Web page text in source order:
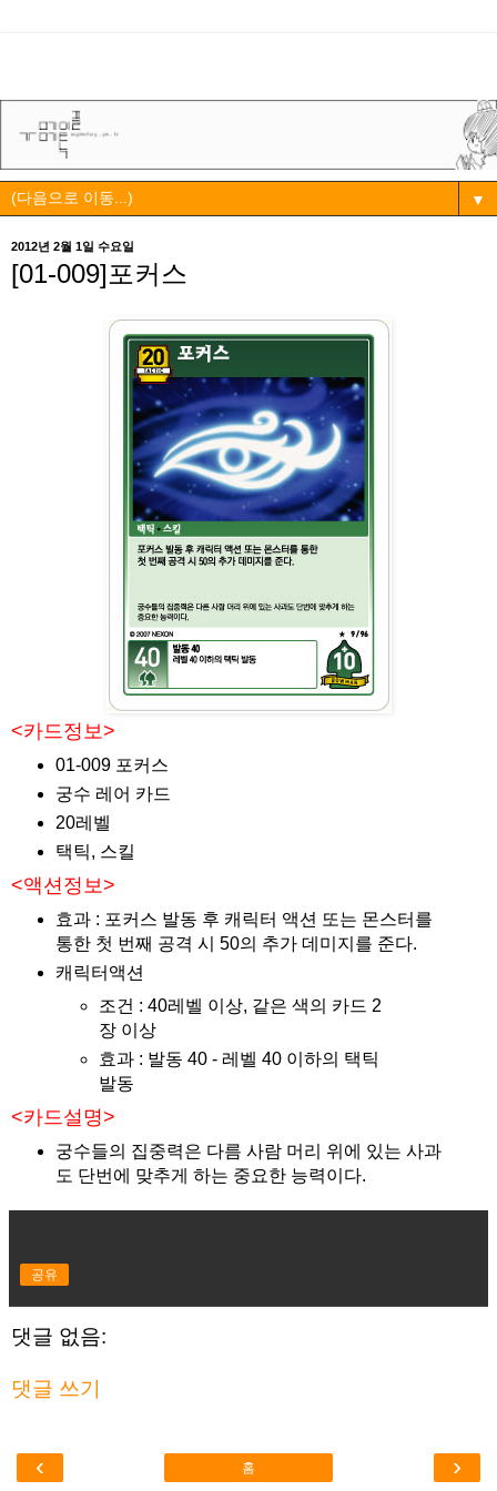
▼
2012년 2월 1일 수요일
[01-009]포커스
<카드정보>
01-009 포커스
궁수 레어 카드
20레벨
택틱, 스킬
<액션정보>
효과 : 포커스 발동 후 캐릭터 액션 또는 몬스터를
통한 첫 번째 공격 시 50의 추가 데미지를 준다.
캐릭터액션
조건 : 40레벨 이상, 같은 색의 카드 2
장 이상
효과 : 발동 40 - 레벨 40 이하의 택틱
발동
<카드설명>
궁수들의 집중력은 다름 사람 머리 위에 있는 사과
도 단번에 맞추게 하는 중요한 능력이다.
공유
댓글 없음:
댓글 쓰기
‹ ›
홈